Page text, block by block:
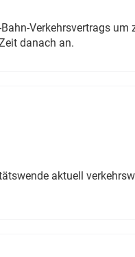
Verkehrsvertrags um
danach an.
aktuell